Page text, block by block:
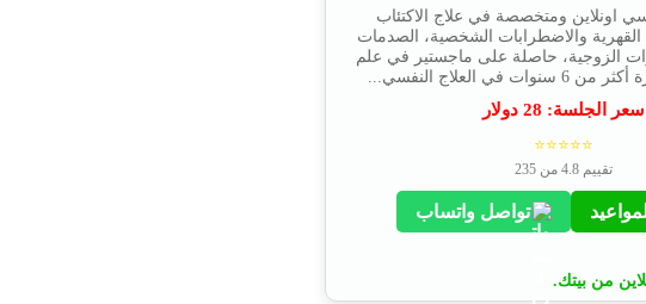
اونلاين ومتخصصة في علاج الاكتئاب
والاضطرابات الشخصية، الصدمات
الزوجية، حاصلة على ماجستير في علم
في العلاج النفسي...
سعر الجلسة: 28 دولار
⭐⭐⭐⭐⭐
تقييم 4.8 من 235
تواصل واتساب
من بيتك.